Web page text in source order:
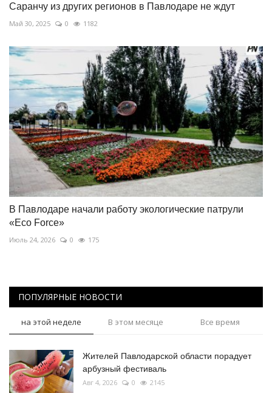
Саранчу из других регионов в Павлодаре не ждут
Май 30, 2025 0 1182
В Павлодаре начали работу экологические патрули
«Eco Force»
Июль 24, 2026 0 175
ПОПУЛЯРНЫЕ НОВОСТИ
на этой неделе В этом месяце Все время
Жителей Павлодарской области порадует
арбузный фестиваль
Авг 4, 2026 0 2145